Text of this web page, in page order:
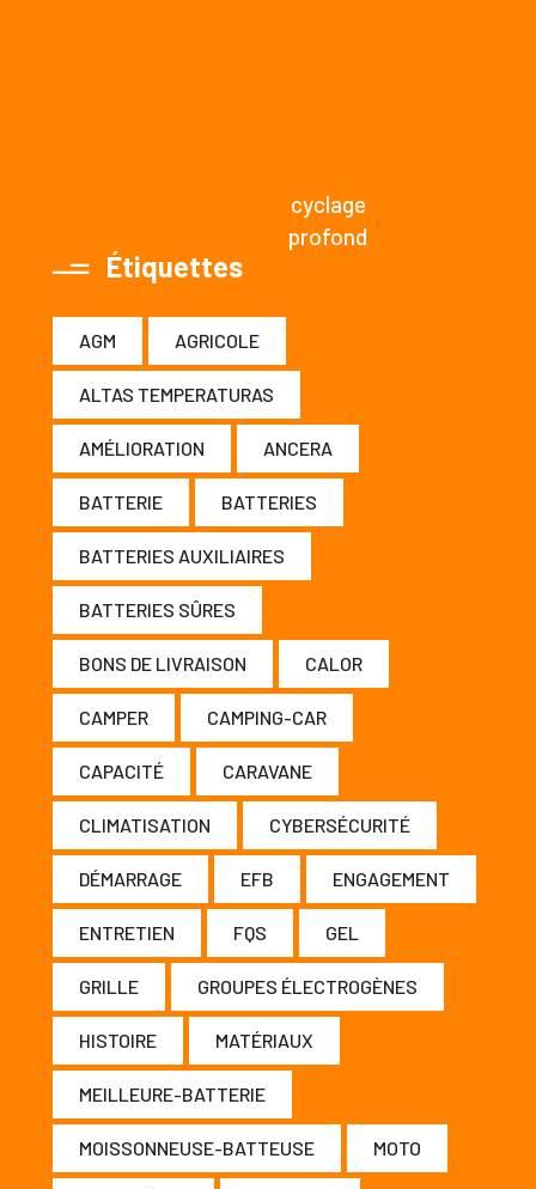
cyclage
profond
Étiquettes
AGM AGRICOLE
ALTAS TEMPERATURAS
AMÉLIORATION ANCERA
BATTERIE BATTERIES
BATTERIES AUXILIAIRES
BATTERIES SÛRES
BONS DE LIVRAISON CALOR
CAMPER CAMPING-CAR
CAPACITÉ CARAVANE
CLIMATISATION CYBERSÉCURITÉ
DÉMARRAGE EFB ENGAGEMENT
ENTRETIEN FQS GEL
GRILLE GROUPES ÉLECTROGÈNES
HISTOIRE MATÉRIAUX
MEILLEURE-BATTERIE
MOISSONNEUSE-BATTEUSE MOTO